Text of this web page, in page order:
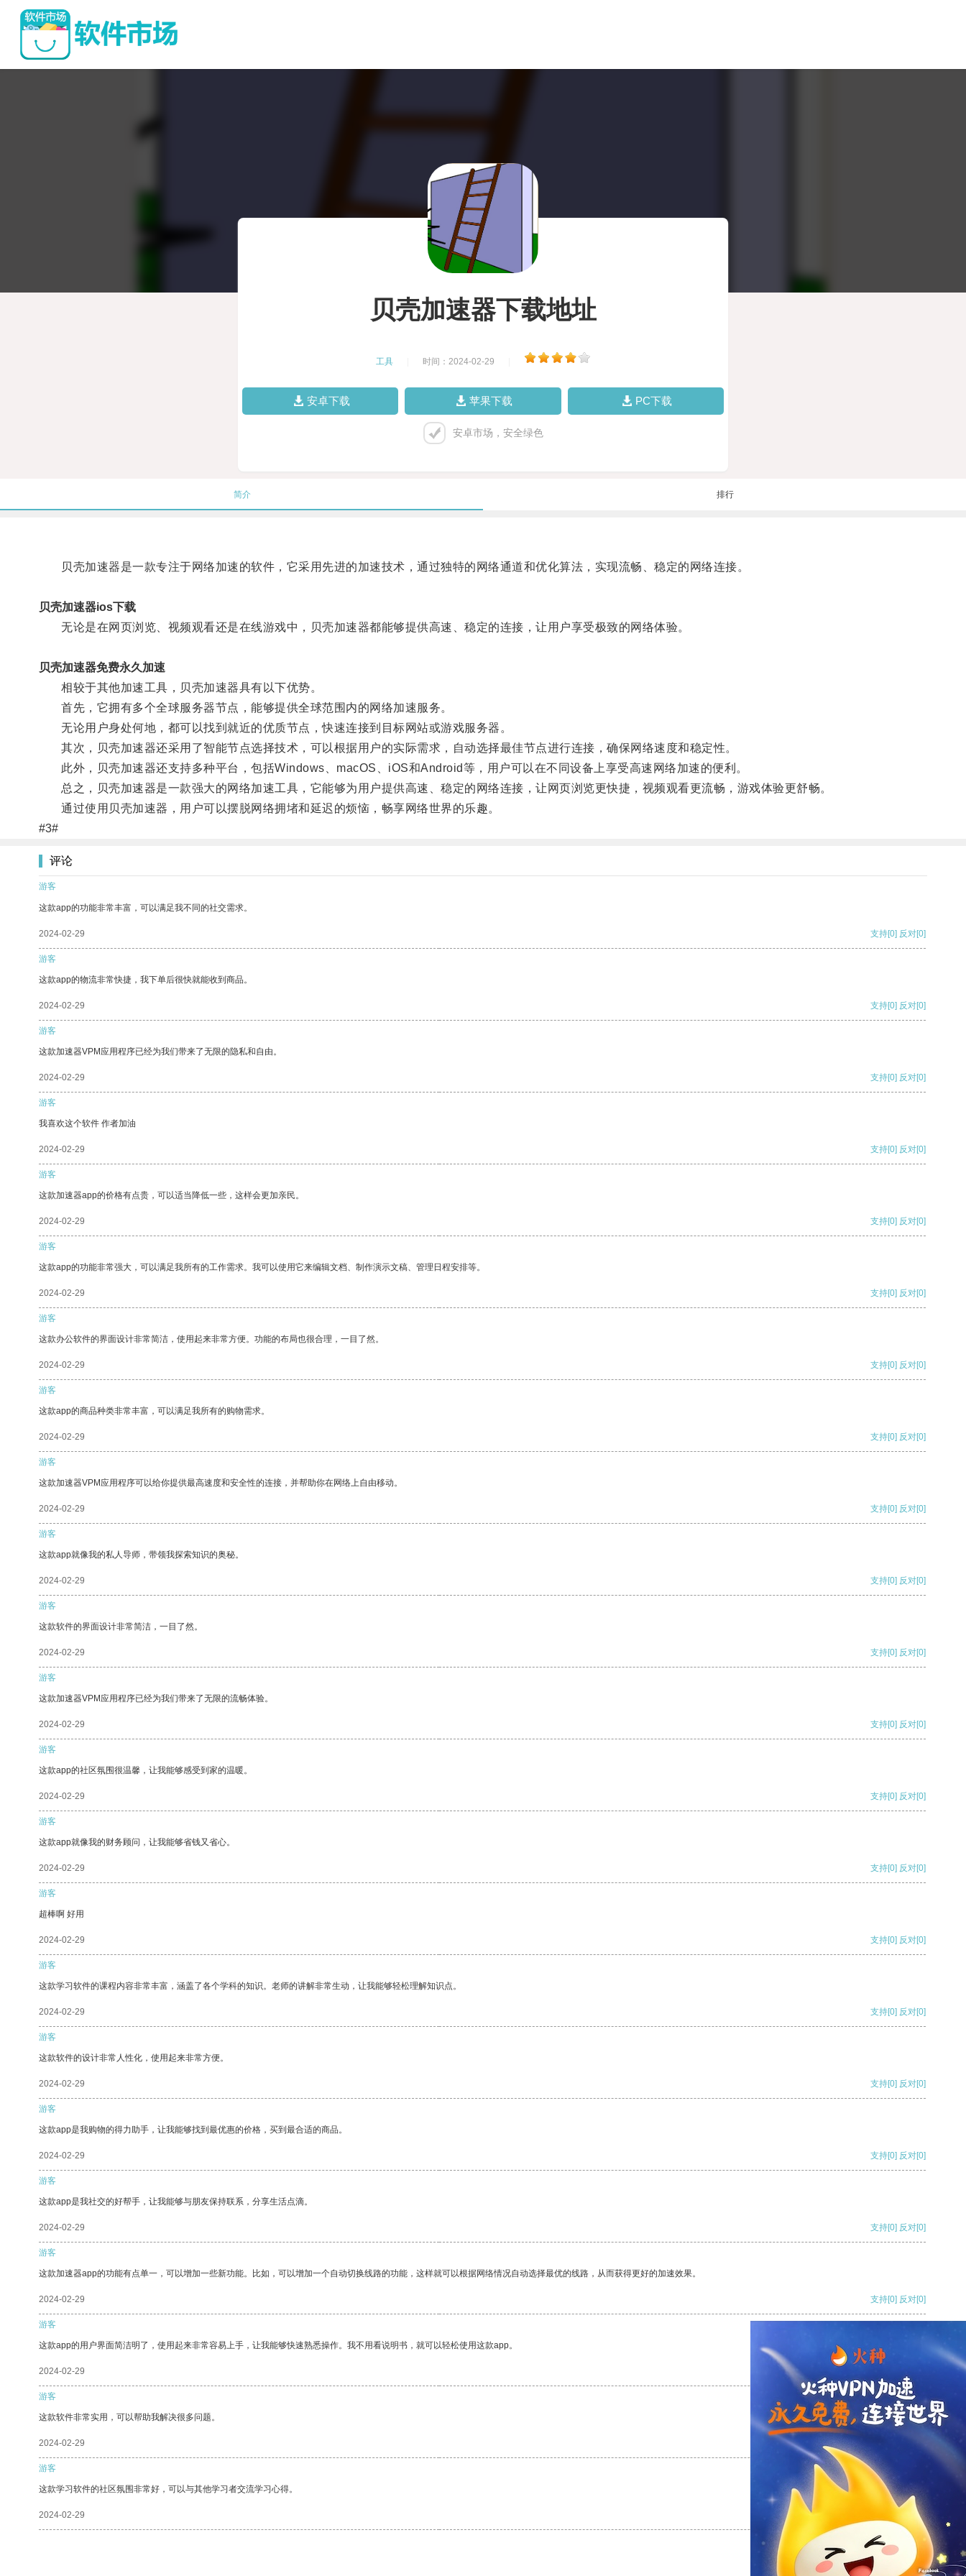
贝壳加速器下载地址
工具 时间：2024-02-29
安卓下载 苹果下载 PC下载
安卓市场，安全绿色
简介 排行
贝壳加速器是一款专注于网络加速的软件，它采用先进的加速技术，通过独特的网络通道和优化算法，实现流畅、稳定的网络连接。
贝壳加速器ios下载
无论是在网页浏览、视频观看还是在线游戏中，贝壳加速器都能够提供高速、稳定的连接，让用户享受极致的网络体验。
贝壳加速器免费永久加速
相较于其他加速工具，贝壳加速器具有以下优势。
首先，它拥有多个全球服务器节点，能够提供全球范围内的网络加速服务。
无论用户身处何地，都可以找到就近的优质节点，快速连接到目标网站或游戏服务器。
其次，贝壳加速器还采用了智能节点选择技术，可以根据用户的实际需求，自动选择最佳节点进行连接，确保网络速度和稳定性。
此外，贝壳加速器还支持多种平台，包括Windows、macOS、iOS和Android等，用户可以在不同设备上享受高速网络加速的便利。
总之，贝壳加速器是一款强大的网络加速工具，它能够为用户提供高速、稳定的网络连接，让网页浏览更快捷，视频观看更流畅，游戏体验更舒畅。
通过使用贝壳加速器，用户可以摆脱网络拥堵和延迟的烦恼，畅享网络世界的乐趣。
#3#
评论
游客
这款app的功能非常丰富，可以满足我不同的社交需求。
2024-02-29 支持[0] 反对[0]
游客
这款app的物流非常快捷，我下单后很快就能收到商品。
2024-02-29 支持[0] 反对[0]
游客
这款加速器VPM应用程序已经为我们带来了无限的隐私和自由。
2024-02-29 支持[0] 反对[0]
游客
我喜欢这个软件 作者加油
2024-02-29 支持[0] 反对[0]
游客
这款加速器app的价格有点贵，可以适当降低一些，这样会更加亲民。
2024-02-29 支持[0] 反对[0]
游客
这款app的功能非常强大，可以满足我所有的工作需求。我可以使用它来编辑文档、制作演示文稿、管理日程安排等。
2024-02-29 支持[0] 反对[0]
游客
这款办公软件的界面设计非常简洁，使用起来非常方便。功能的布局也很合理，一目了然。
2024-02-29 支持[0] 反对[0]
游客
这款app的商品种类非常丰富，可以满足我所有的购物需求。
2024-02-29 支持[0] 反对[0]
游客
这款加速器VPM应用程序可以给你提供最高速度和安全性的连接，并帮助你在网络上自由移动。
2024-02-29 支持[0] 反对[0]
游客
这款app就像我的私人导师，带领我探索知识的奥秘。
2024-02-29 支持[0] 反对[0]
游客
这款软件的界面设计非常简洁，一目了然。
2024-02-29 支持[0] 反对[0]
游客
这款加速器VPM应用程序已经为我们带来了无限的流畅体验。
2024-02-29 支持[0] 反对[0]
游客
这款app的社区氛围很温馨，让我能够感受到家的温暖。
2024-02-29 支持[0] 反对[0]
游客
这款app就像我的财务顾问，让我能够省钱又省心。
2024-02-29 支持[0] 反对[0]
游客
超棒啊 好用
2024-02-29 支持[0] 反对[0]
游客
这款学习软件的课程内容非常丰富，涵盖了各个学科的知识。老师的讲解非常生动，让我能够轻松理解知识点。
2024-02-29 支持[0] 反对[0]
游客
这款软件的设计非常人性化，使用起来非常方便。
2024-02-29 支持[0] 反对[0]
游客
这款app是我购物的得力助手，让我能够找到最优惠的价格，买到最合适的商品。
2024-02-29 支持[0] 反对[0]
游客
这款app是我社交的好帮手，让我能够与朋友保持联系，分享生活点滴。
2024-02-29 支持[0] 反对[0]
游客
这款加速器app的功能有点单一，可以增加一些新功能。比如，可以增加一个自动切换线路的功能，这样就可以根据网络情况自动选择最优的线路，从而获得更好的加速效果。
2024-02-29 支持[0] 反对[0]
游客
这款app的用户界面简洁明了，使用起来非常容易上手，让我能够快速熟悉操作。我不用看说明书，就可以轻松使用这款app。
2024-02-29
游客
这款软件非常实用，可以帮助我解决很多问题。
2024-02-29 反对
游客
这款学习软件的社区氛围非常好，可以与其他学习者交流学习心得。
2024-02-29 反对[0]